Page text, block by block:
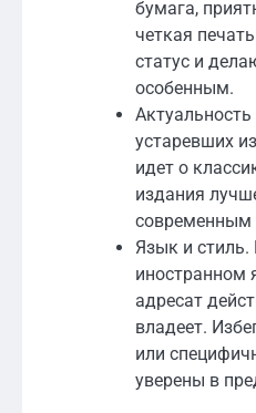
бумага,
четкая
статус и
особенным.
устаревших
идет о
издания
современным
Язык и стиль.
иностранном
адресат
владеет.
или
уверены в